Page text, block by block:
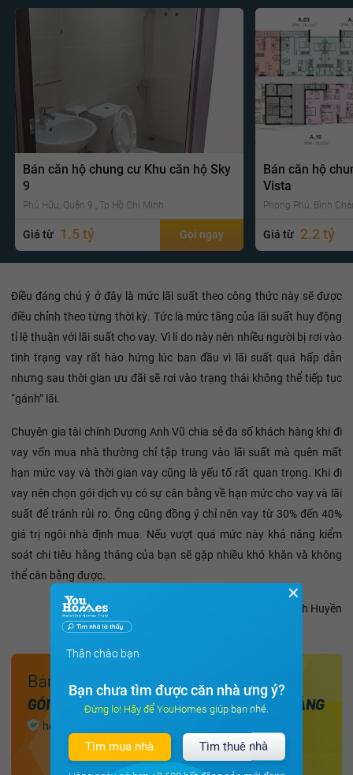
Bán căn hộ chung cư Khu căn hộ Sky
9
Phú Hữu, Quận 9 , Tp Hồ Chí Minh
Giá từ 1.5 tỷ Gọi ngay
Bán căn hộ
Vista
Phong Phú, Bình
Giá từ 2.2 tỷ
Điều đáng chú ý ở đây là mức lãi suất theo công thức này sẽ được
điều chỉnh theo từng thời kỳ. Tức là mức tăng của lãi suất huy động
tỉ lệ thuận với lãi suất cho vay. Vì lí do này nên nhiều người bị rơi vào
tình trạng vay rất hào hứng lúc ban đầu vì lãi suất quá hấp dẫn
nhưng sau thời gian ưu đãi sẽ rơi vào trạng thái không thể tiếp tục
“gánh” lãi.
Chuyên gia tài chính Dương Anh Vũ chia sẻ đa số khách hàng khi đi
vay vốn mua nhà thường chỉ tập trung vào lãi suất mà quên mất
hạn mức vay và thời gian vay cũng là yếu tố rất quan trọng. Khi đi
vay nên chọn gói dịch vụ có sự cân bằng về hạn mức cho vay và lãi
suất để tránh rủi ro. Ông cũng đồng ý chỉ nên vay từ 30% đến 40%
giá trị ngôi nhà định mua. Nếu vượt quá mức này khả năng kiểm
soát chi tiêu hằng tháng của bạn sẽ gặp nhiều khó khăn và không
thể cân bằng được.
Tào Thanh Huyền
✕
Thân chào bạn
Bạn chưa tìm được căn nhà ưng ý?
Đừng lo! Hãy để YouHomes giúp bạn nhé.
Tìm mua nhà Tìm thuê nhà